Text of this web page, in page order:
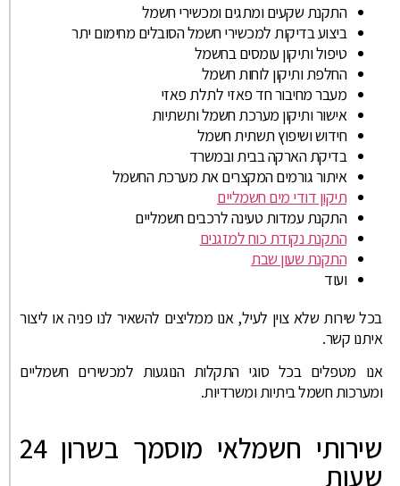
התקנת שקעים ומתגים ומכשירי חשמל
ביצוע בדיקות למכשירי חשמל הסובלים מחימום יתר
טיפול ותיקון עומסים בחשמל
החלפת ותיקון לוחות חשמל
מעבר מחיבור חד פאזי לתלת פאזי
אישור ותיקון מערכת חשמל ותשתיות
חידוש ושיפוץ תשתית חשמל
בדיקת הארקה בבית ובמשרד
איתור גורמים המקצרים את מערכת החשמל
תיקון דודי מים חשמליים
התקנת עמדות טעינה לרכבים חשמליים
התקנת נקודת כוח למזגנים
התקנת שעון שבת
ועוד
בכל שירות שלא צוין לעיל, אנו ממליצים להשאיר לנו פניה או ליצור
איתנו קשר.
אנו מטפלים בכל סוגי התקלות הנוגעות למכשירים חשמליים
ומערכות חשמל ביתיות ומשרדיות.
שירותי חשמלאי מוסמך בשרון 24
שעות